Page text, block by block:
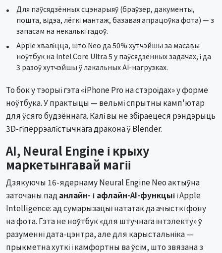
Для паўсядзённых сцэнарыяў (браўзер, дакументы,
пошта, відэа, лёгкі мантаж, базавая апрацоўка фота) — з
запасам на некалькі гадоў.
Apple хваліцца, што Neo да 50% хутчэйшы за масавы
ноўтбук на Intel Core Ultra 5 у паўсядзённых задачах, і да
3 разоў хутчэйшы ў лакальных AI-нагрузках.
То бок у тэорыі гэта «iPhone Pro на стэроідах» у форме
ноўтбука. У практыцы — вельмі спрытны камп'ютар
для ўсяго будзённага. Калі вы не збіраецеся рэндэрыць
3D-гіперрэалістычнага дракона ў Blender.
AI, Neural Engine і крыху
маркетынгавай магіі
Дзякуючы 16-ядернаму Neural Engine Neo актыўна
заточаны пад анлайн- і афлайн-AI-функцыіі Apple
Intelligence: ад сумарызацыі нататак да ачысткі фону
на фота. Гэта не ноўтбук «для штучнага інтэлекту» ў
разуменні дата-цэнтра, але для карыстальніка —
прыкметна хуткі і камфортны ва ўсім, што звязана з